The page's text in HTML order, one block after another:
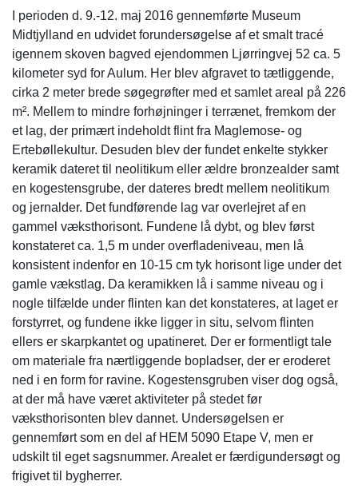
I perioden d. 9.-12. maj 2016 gennemførte Museum
Midtjylland en udvidet forundersøgelse af et smalt tracé
igennem skoven bagved ejendommen Ljørringvej 52 ca. 5
kilometer syd for Aulum. Her blev afgravet to tætliggende,
cirka 2 meter brede søgegrøfter med et samlet areal på 226
m². Mellem to mindre forhøjninger i terrænet, fremkom der
et lag, der primært indeholdt flint fra Maglemose- og
Ertebøllekultur. Desuden blev der fundet enkelte stykker
keramik dateret til neolitikum eller ældre bronzealder samt
en kogestensgrube, der dateres bredt mellem neolitikum
og jernalder. Det fundførende lag var overlejret af en
gammel væksthorisont. Fundene lå dybt, og blev først
konstateret ca. 1,5 m under overfladeniveau, men lå
konsistent indenfor en 10-15 cm tyk horisont lige under det
gamle vækstlag. Da keramikken lå i samme niveau og i
nogle tilfælde under flinten kan det konstateres, at laget er
forstyrret, og fundene ikke ligger in situ, selvom flinten
ellers er skarpkantet og upatineret. Der er formentligt tale
om materiale fra nærtliggende bopladser, der er eroderet
ned i en form for ravine. Kogestensgruben viser dog også,
at der må have været aktiviteter på stedet før
væksthorisonten blev dannet. Undersøgelsen er
gennemført som en del af HEM 5090 Etape V, men er
udskilt til eget sagsnummer. Arealet er færdigundersøgt og
frigivet til bygherrer.